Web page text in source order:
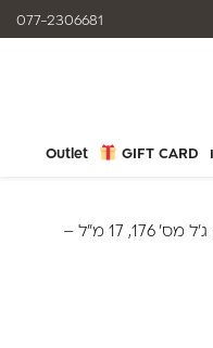
GIFT CARD
Outlet
077-2306681
/ לק ג'ל מס' 176, 17 מ"ל –